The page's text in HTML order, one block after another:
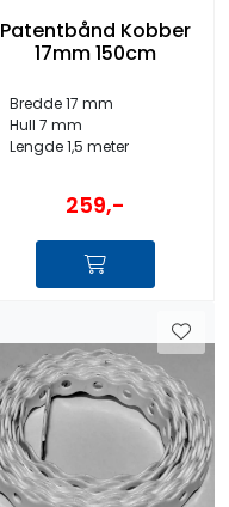
Patentbånd Kobber
17mm 150cm
Bredde 17 mm
Hull 7 mm
Lengde 1,5 meter
259,-